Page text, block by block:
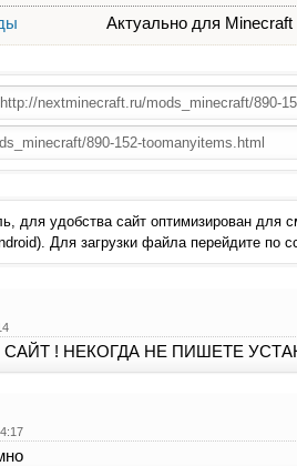
Актуально для
для удобства сайт оптимизирован для
Для загрузки файла перейдите по
! НЕКОГДА НЕ ПИШЕТЕ